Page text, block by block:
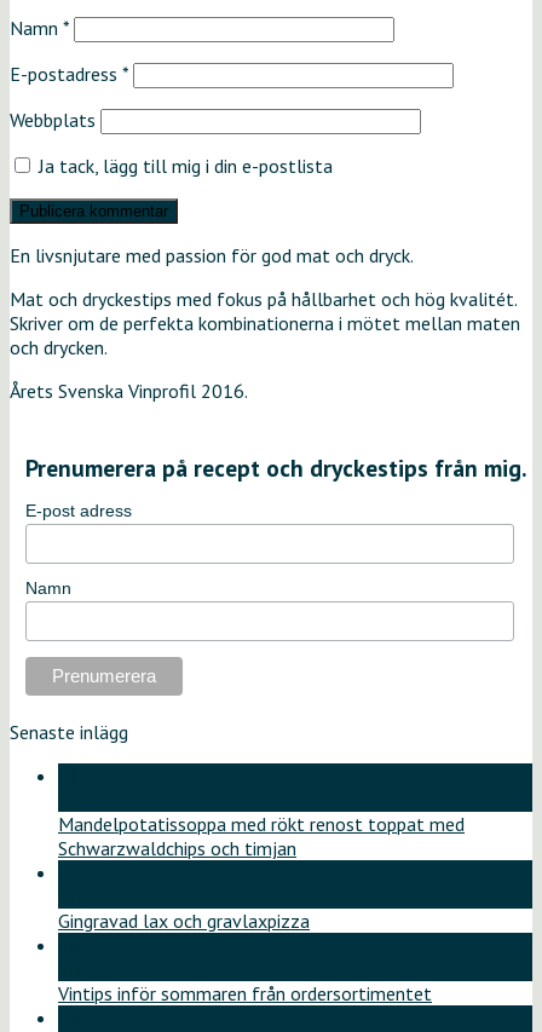
Namn *
E-postadress *
Webbplats
Ja tack, lägg till mig i din e-postlista
En livsnjutare med passion för god mat och dryck.
Mat och dryckestips med fokus på hållbarhet och hög kvalitét.
Skriver om de perfekta kombinationerna i mötet mellan maten
och drycken.
Årets Svenska Vinprofil 2016.
Prenumerera på recept och dryckestips från mig.
E-post adress
Namn
Senaste inlägg
Mandelpotatissoppa med rökt renost toppat med
Schwarzwaldchips och timjan
Gingravad lax och gravlaxpizza
Vintips inför sommaren från ordersortimentet